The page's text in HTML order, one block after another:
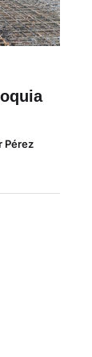
Pérez